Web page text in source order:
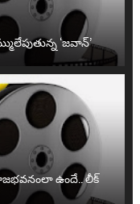
‘జవాన్’
రాజభవనంలా ఉందే.. లీక్